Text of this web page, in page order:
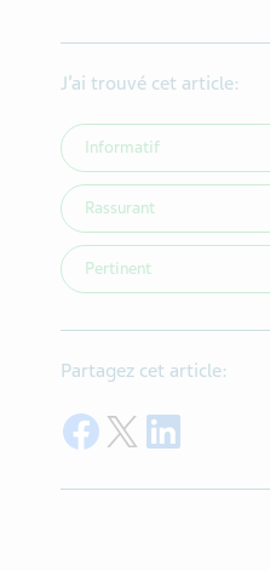
J’ai trouvé cet article:
Informatif
Rassurant
Pertinent
Partagez cet article:
Share on Facebook
Share on Twitter